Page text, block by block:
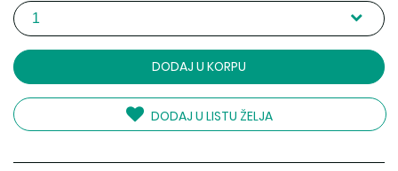
DODAJ U KORPU
DODAJ U LISTU ŽELJA